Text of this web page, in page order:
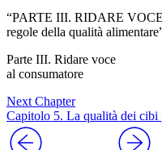
“PARTE III. RIDARE
regole della qualità
Parte III. Ridare voce
al consumatore
Next Chapter
Capitolo 5. La qualità dei cibi